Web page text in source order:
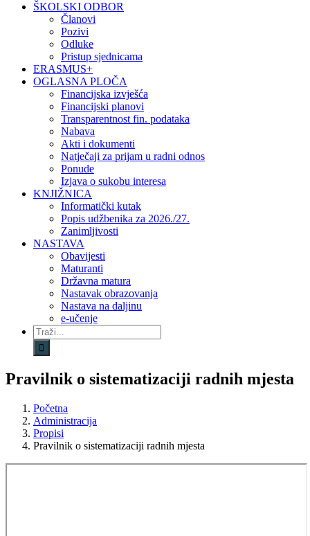
ŠKOLSKI ODBOR
Članovi
Pozivi
Odluke
Pristup sjednicama
ERASMUS+
OGLASNA PLOČA
Financijska izvješća
Financijski planovi
Transparentnost fin. podataka
Nabava
Akti i dokumenti
Natječaji za prijam u radni odnos
Ponude
Izjava o sukobu interesa
KNJIŽNICA
Informatički kutak
Popis udžbenika za 2026./27.
Zanimljivosti
NASTAVA
Obavijesti
Maturanti
Državna matura
Nastavak obrazovanja
Nastava na daljinu
e-učenje
Traži...
Pravilnik o sistematizaciji radnih mjesta
Početna
Administracija
Propisi
Pravilnik o sistematizaciji radnih mjesta